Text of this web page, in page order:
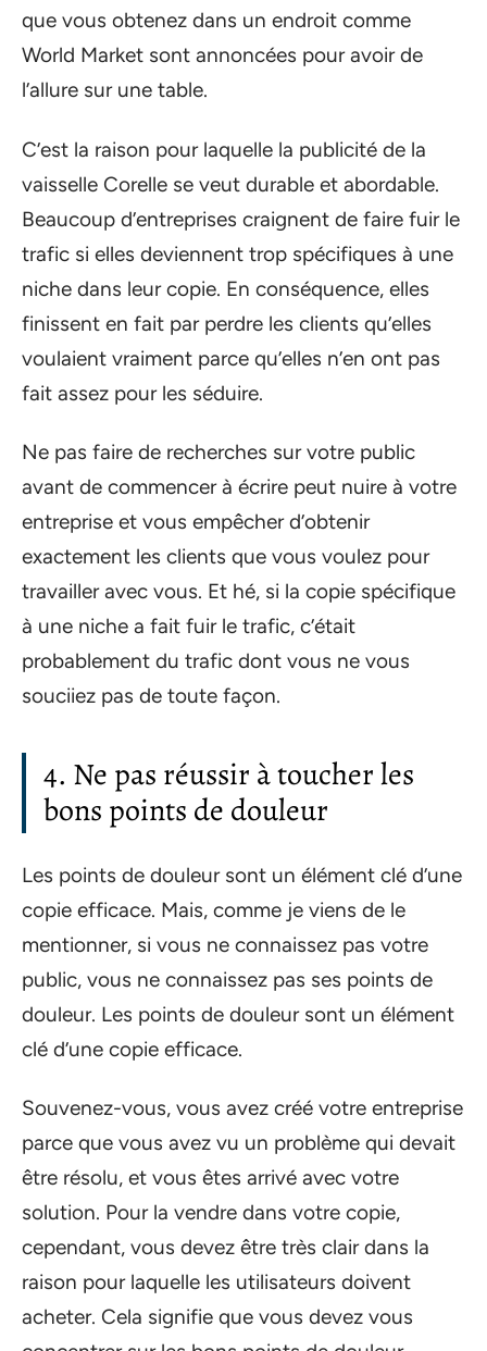
que vous obtenez dans un endroit comme
World Market sont annoncées pour avoir de
l’allure sur une table.
C’est la raison pour laquelle la publicité de la
vaisselle Corelle se veut durable et abordable.
Beaucoup d’entreprises craignent de faire fuir le
trafic si elles deviennent trop spécifiques à une
niche dans leur copie. En conséquence, elles
finissent en fait par perdre les clients qu’elles
voulaient vraiment parce qu’elles n’en ont pas
fait assez pour les séduire.
Ne pas faire de recherches sur votre public
avant de commencer à écrire peut nuire à votre
entreprise et vous empêcher d’obtenir
exactement les clients que vous voulez pour
travailler avec vous. Et hé, si la copie spécifique
à une niche a fait fuir le trafic, c’était
probablement du trafic dont vous ne vous
souciiez pas de toute façon.
4. Ne pas réussir à toucher les
bons points de douleur
Les points de douleur sont un élément clé d’une
copie efficace. Mais, comme je viens de le
mentionner, si vous ne connaissez pas votre
public, vous ne connaissez pas ses points de
douleur. Les points de douleur sont un élément
clé d’une copie efficace.
Souvenez-vous, vous avez créé votre entreprise
parce que vous avez vu un problème qui devait
être résolu, et vous êtes arrivé avec votre
solution. Pour la vendre dans votre copie,
cependant, vous devez être très clair dans la
raison pour laquelle les utilisateurs doivent
acheter. Cela signifie que vous devez vous